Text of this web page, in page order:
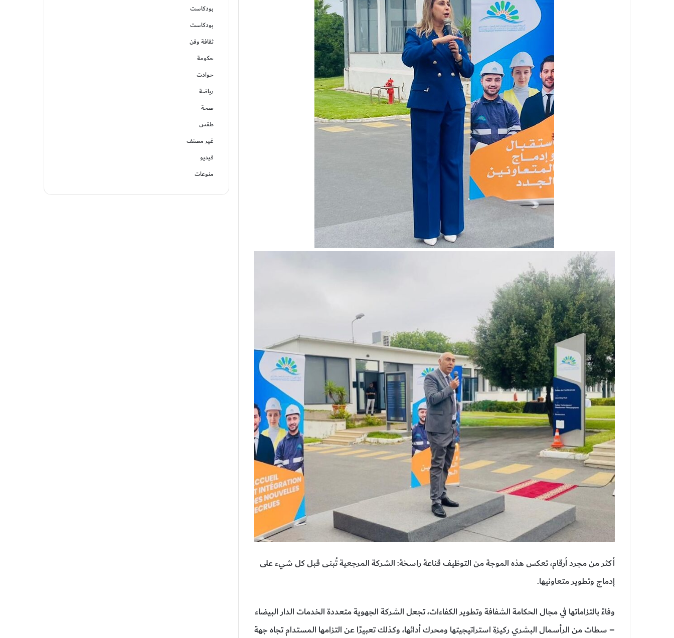
أكثر من مجرد أرقام، تعكس هذه الموجة من التوظيف قناعة راسخة: الشركة المرجعية تُبنى قبل كل شيء على
إدماج وتطوير متعاونيها.
وفاءً بالتزاماتها في مجال الحكامة الشفافة وتطوير الكفاءات، تجعل الشركة الجهوية متعددة الخدمات الدار البيضاء
– سطات من الرأسمال البشري ركيزة استراتيجيتها ومحرك أدائها، وكذلك تعبيرًا عن التزامها المستدام تجاه جهة
بودكاست
بودكاست
ثقافة وفن
حكومة
حوادت
رياضة
صحة
طقس
غير مصنف
فيديو
منوعات